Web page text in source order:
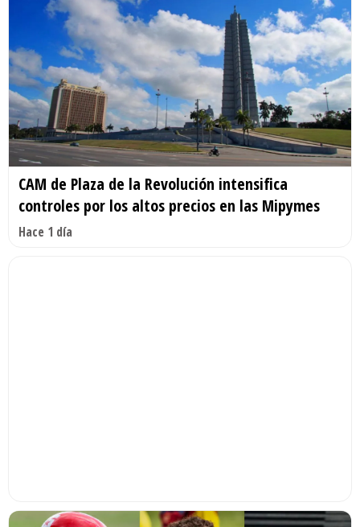
CAM de Plaza de la Revolución intensifica
controles por los altos precios en las Mipymes
Hace 1 día